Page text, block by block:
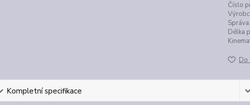
Číslo
Správa:
Délka
Do
Kompletní specifikace